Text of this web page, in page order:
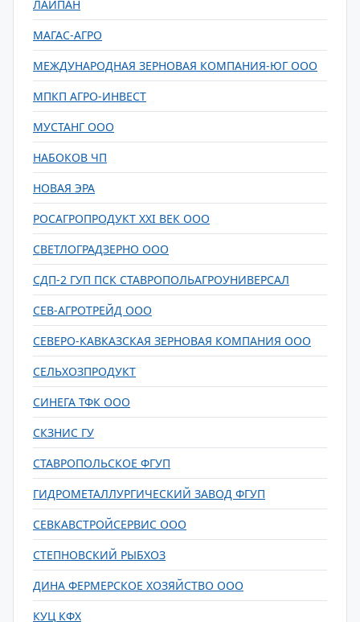
ЛАЙПАН
МАГАС-АГРО
МЕЖДУНАРОДНАЯ ЗЕРНОВАЯ КОМПАНИЯ-ЮГ ООО
МПКП АГРО-ИНВЕСТ
МУСТАНГ ООО
НАБОКОВ ЧП
НОВАЯ ЭРА
РОСАГРОПРОДУКТ XXI ВЕК ООО
СВЕТЛОГРАДЗЕРНО ООО
СДП-2 ГУП ПСК СТАВРОПОЛЬАГРОУНИВЕРСАЛ
СЕВ-АГРОТРЕЙД ООО
СЕВЕРО-КАВКАЗСКАЯ ЗЕРНОВАЯ КОМПАНИЯ ООО
СЕЛЬХОЗПРОДУКТ
СИНЕГА ТФК ООО
СКЗНИС ГУ
СТАВРОПОЛЬСКОЕ ФГУП
ГИДРОМЕТАЛЛУРГИЧЕСКИЙ ЗАВОД ФГУП
СЕВКАВСТРОЙСЕРВИС ООО
СТЕПНОВСКИЙ РЫБХОЗ
ДИНА ФЕРМЕРСКОЕ ХОЗЯЙСТВО ООО
КУЦ КФХ